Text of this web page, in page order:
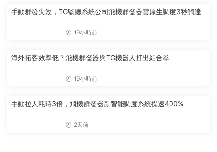
手動群發失效，TG監聽系統公司飛機群發器雲原生調度3秒觸達
19小時前
海外拓客效率低？飛機群發器與TG機器人打出組合拳
19小時前
手動拉人耗時3倍，飛機群發器新智能調度系統提速400%
2天前